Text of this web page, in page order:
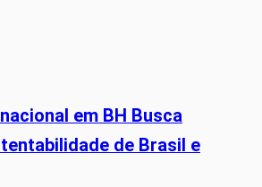
em BH Busca
de Brasil e